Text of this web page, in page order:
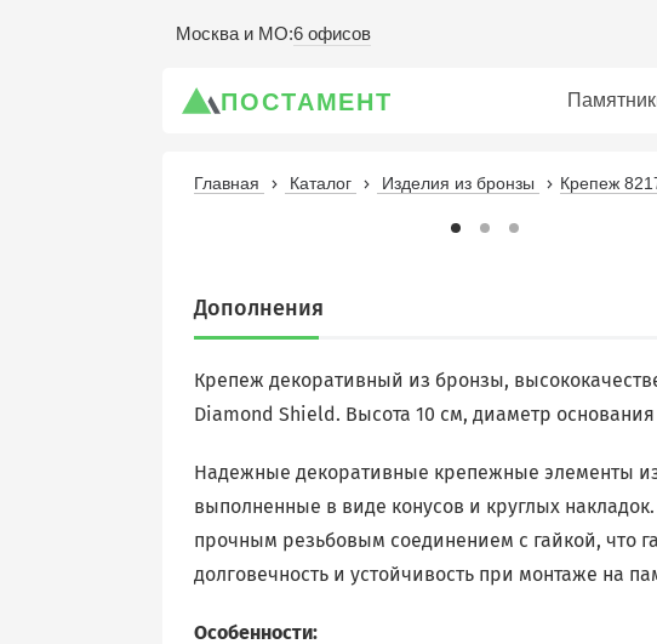
Москва и МО:6 офисов
ПОСТАМЕНТ
Главная Каталог Изделия из бронзы Крепеж
Дополнения
Крепеж декоративный из бронзы,
Diamond Shield. Высота 10 см, диаметр основания
Надежные декоративные крепежные элементы
выполненные в виде конусов и круглых
прочным резьбовым соединением с гайкой, что
долговечность и устойчивость при монтаже на
Особенности: